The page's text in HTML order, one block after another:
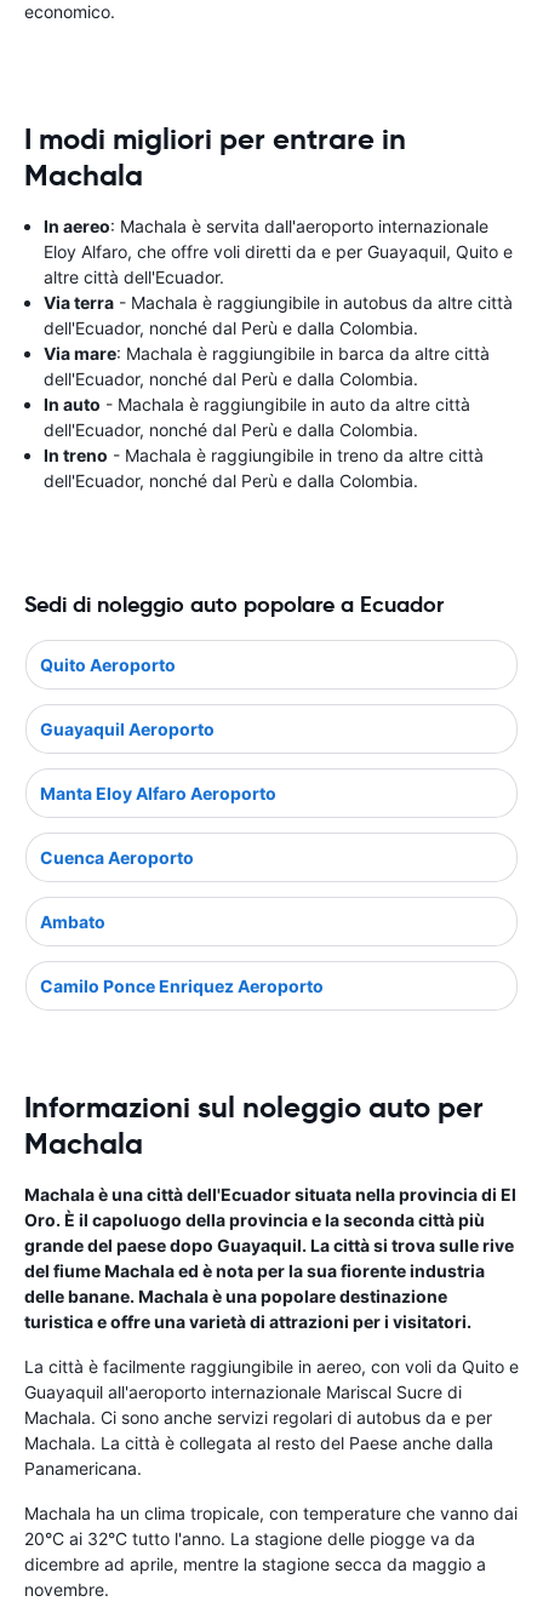
economico.
I modi migliori per entrare in
Machala
In aereo: Machala è servita dall'aeroporto internazionale
Eloy Alfaro, che offre voli diretti da e per Guayaquil, Quito e
altre città dell'Ecuador.
Via terra - Machala è raggiungibile in autobus da altre città
dell'Ecuador, nonché dal Perù e dalla Colombia.
Via mare: Machala è raggiungibile in barca da altre città
dell'Ecuador, nonché dal Perù e dalla Colombia.
In auto - Machala è raggiungibile in auto da altre città
dell'Ecuador, nonché dal Perù e dalla Colombia.
In treno - Machala è raggiungibile in treno da altre città
dell'Ecuador, nonché dal Perù e dalla Colombia.
Sedi di noleggio auto popolare a Ecuador
Quito Aeroporto
Guayaquil Aeroporto
Manta Eloy Alfaro Aeroporto
Cuenca Aeroporto
Ambato
Camilo Ponce Enriquez Aeroporto
Informazioni sul noleggio auto per
Machala
Machala è una città dell'Ecuador situata nella provincia di El
Oro. È il capoluogo della provincia e la seconda città più
grande del paese dopo Guayaquil. La città si trova sulle rive
del fiume Machala ed è nota per la sua fiorente industria
delle banane. Machala è una popolare destinazione
turistica e offre una varietà di attrazioni per i visitatori.
La città è facilmente raggiungibile in aereo, con voli da Quito e
Guayaquil all'aeroporto internazionale Mariscal Sucre di
Machala. Ci sono anche servizi regolari di autobus da e per
Machala. La città è collegata al resto del Paese anche dalla
Panamericana.
Machala ha un clima tropicale, con temperature che vanno dai
20°C ai 32°C tutto l'anno. La stagione delle piogge va da
dicembre ad aprile, mentre la stagione secca da maggio a
novembre.